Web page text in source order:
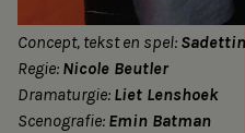
Concept, tekst en spel: Sadettin
Regie: Nicole Beutler
Dramaturgie: Liet Lenshoek
Scenografie: Emin Batman